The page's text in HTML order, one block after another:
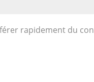
rapidement du